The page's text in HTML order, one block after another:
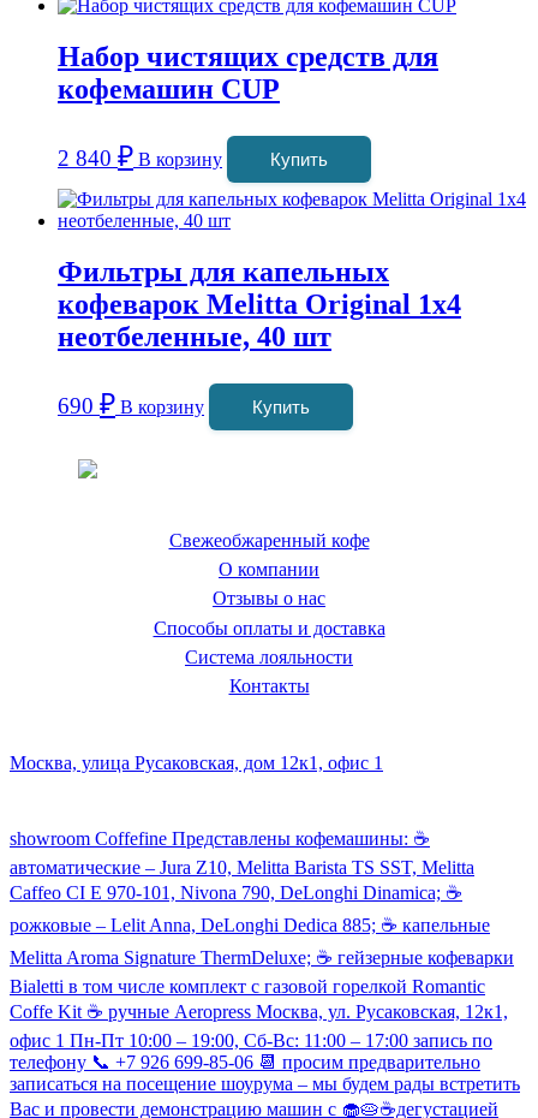
Набор чистящих средств для
кофемашин CUP
2 840 ₽ В корзину Купить
Фильтры для капельных
кофеварок Melitta Original 1х4
неотбеленные, 40 шт
690 ₽ В корзину Купить
Свежеобжаренный кофе
О компании
Отзывы о нас
Способы оплаты и доставка
Система лояльности
Контакты
Москва, улица Русаковская, дом 12к1, офис 1
showroom Coffefine Представлены кофемашины: ☕️
автоматические – Jura Z10, Melitta Barista TS SST, Melitta
Caffeo CI Е 970-101, Nivona 790, DeLonghi Dinamica; ☕️
рожковые – Lelit Anna, DeLonghi Dedica 885; ☕️ капельные
Melitta Aroma Signature ThermDeluxe; ☕️ гейзерные кофеварки
Bialetti в том числе комплект с газовой горелкой Romantic
Coffe Kit ☕️ ручные Aeropress Москва, ул. Русаковская, 12к1,
офис 1 Пн-Пт 10:00 – 19:00, Сб-Вс: 11:00 – 17:00 запись по
телефону 📞 +7 926 699-85-06 📆 просим предварительно
записаться на посещение шоурума – мы будем рады встретить
Вас и провести демонстрацию машин с 🧁🥧☕️дегустацией